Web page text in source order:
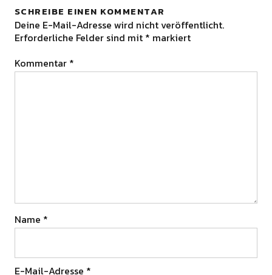
SCHREIBE EINEN KOMMENTAR
Deine E-Mail-Adresse wird nicht veröffentlicht.
Erforderliche Felder sind mit * markiert
Kommentar *
Name *
E-Mail-Adresse *